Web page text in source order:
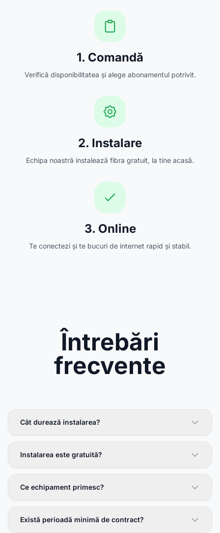
1. Comandă
Verifică disponibilitatea și alege abonamentul potrivit.
2. Instalare
Echipa noastră instalează fibra gratuit, la tine acasă.
3. Online
Te conectezi și te bucuri de internet rapid și stabil.
Întrebări
frecvente
Cât durează instalarea?
Instalarea este gratuită?
Ce echipament primesc?
Există perioadă minimă de contract?